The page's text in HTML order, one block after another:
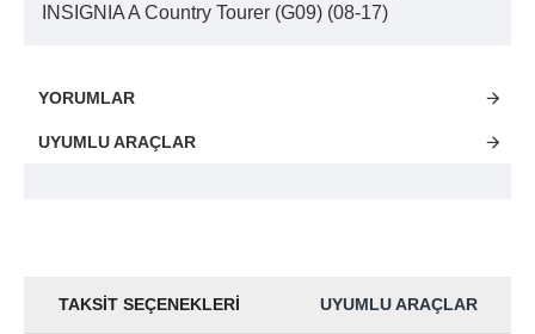
INSIGNIA A Country Tourer (G09) (08-17)
YORUMLAR
UYUMLU ARAÇLAR
TAKSIT SEÇENEKLERI UYUMLU ARAÇLAR